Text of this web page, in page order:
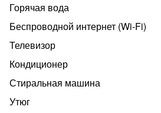
Горячая вода
Беспроводной интернет (Wi‑Fi)
Телевизор
Кондиционер
Стиральная машина
Утюг